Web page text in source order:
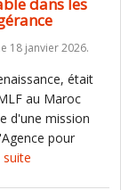
18 janvier 2026.
était
au Maroc
d'une mission
pour
suite